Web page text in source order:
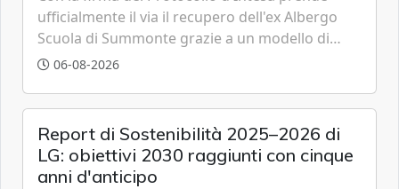
ufficialmente il via il recupero dell'ex Albergo
Scuola di Summonte grazie a un modello di
partenariato pubblico-privato e a una rete di
06-08-2026
Report di Sostenibilità 2025–2026 di
LG: obiettivi 2030 raggiunti con cinque
anni d'anticipo